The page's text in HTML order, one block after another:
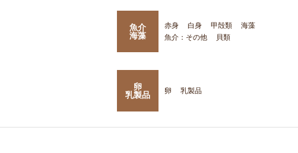
魚介
海藻
赤身 白身 甲殻類
海藻
魚介：その他
貝類
卵
乳製品
卵 乳製品